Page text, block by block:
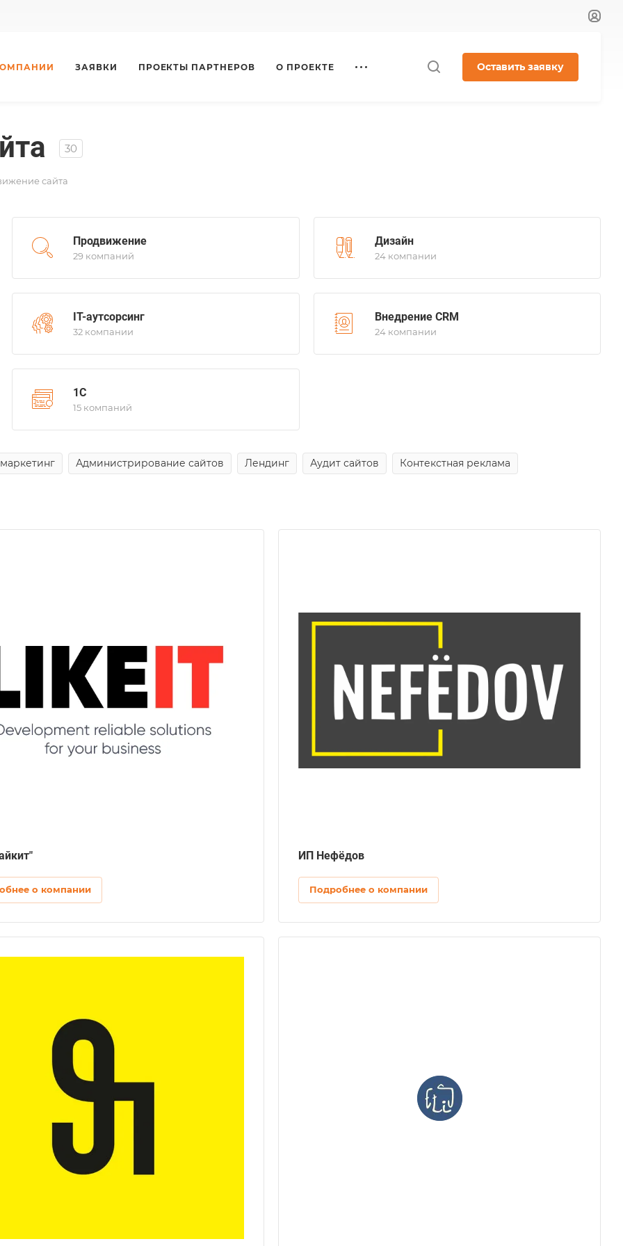
ЗАЯВКИ ПРОЕКТЫ ПАРТНЕРОВ О ПРОЕКТЕ Оставить заявку
30
сайта
Продвижение
29 компаний
Дизайн
24 компании
IT-аутсорсинг
32 компании
Внедрение CRM
24 компании
1С
15 компаний
Администрирование сайтов Лендинг Аудит сайтов Контекстная реклама
о компании
Интернет-магазин, Сайт-каталог,
Информационный сайт, Контент-проект,
Эксклюзивный сайт
Tilda, WordPress, Самописная
Продвижение
SEO-продвижение, Контекстная реклама,
Контент, Фирменный стиль
Аудит
Аудит web-сайтов ИП Нефёдов
Подробнее о компании
Разработка сайтов
Сайт-визитка, Лендинг, Корпоративный сайт,
Информационный сайт, Контент-проект,
Эксклюзивный сайт
1С-Битрикс, Joomla, Laravel, MODх, OpenCart, Tilda,
Продвижение
SEO-продвижение, SMM, Контекстная реклама,